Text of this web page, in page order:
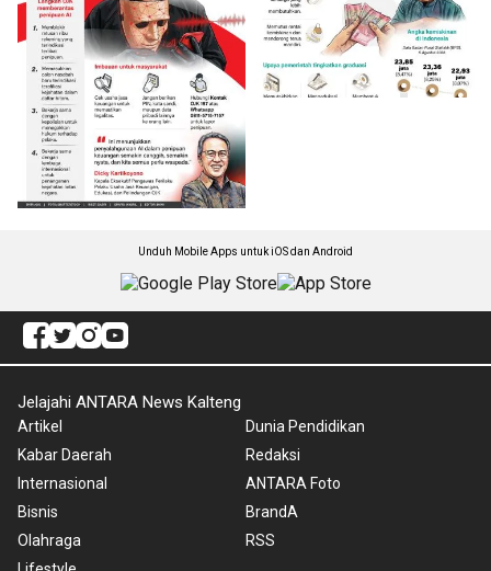
Unduh Mobile Apps untuk iOS dan Android
Jelajahi ANTARA News Kalteng
Artikel
Kabar Daerah
Internasional
Bisnis
Olahraga
Dunia Pendidikan
Redaksi
ANTARA Foto
BrandA
RSS